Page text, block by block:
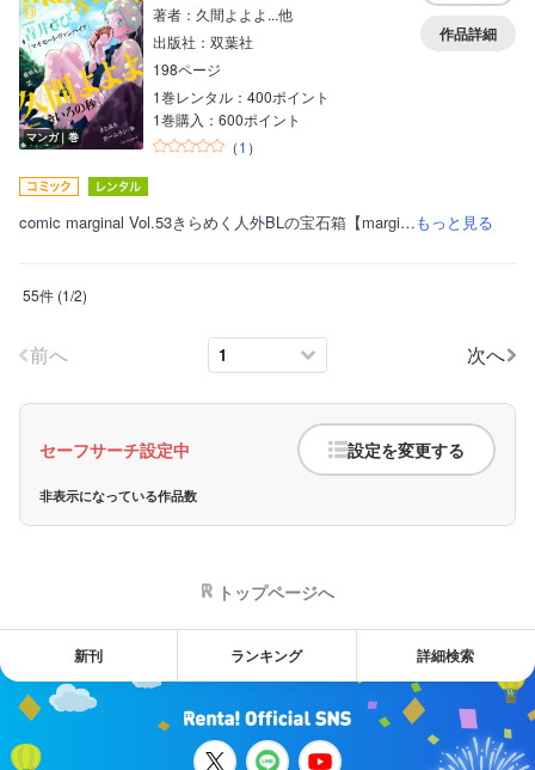
マンガ｜巻
著者：久間よよよ...他
出版社：双葉社
198ページ
1巻レンタル：400ポイント
1巻購入：600ポイント
（1 ）
作品詳細
comic marginal Vol.53きらめく人外BLの宝石箱【margi…もっと見る
55件 (1/2)
前へ 次へ
セーフサーチ設定中 設定を変更する
非表示になっている作品数
トップページへ
新刊 ランキング 詳細検索